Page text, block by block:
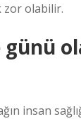
zor olabilir.
günü
insan